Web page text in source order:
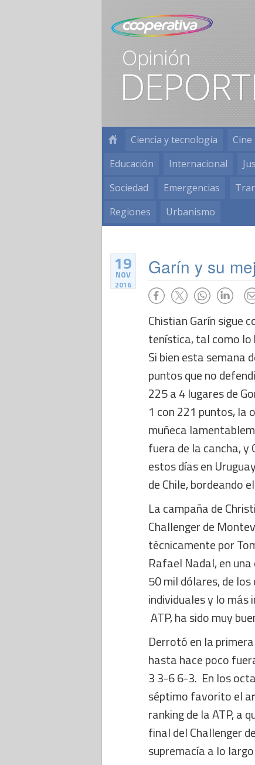
Ciencia y tecnología Cine
Educación
Internacional
Sociedad
Emergencias
Regiones
Urbanismo
19
NOV
2016
Garín y su
Chistian Garín sigue
tenística, tal como
Si bien esta semana
puntos que no
225 a 4 lugares de
1 con 221 puntos, la
muñeca
fuera de la cancha, y
estos días en
de Chile, bordeando
La campaña de
Challenger de
técnicamente por
Rafael Nadal, en
50 mil dólares, de
individuales y lo
ATP, ha sido muy
Derrotó en la
hasta hace poco
3 3-6 6-3. En los
séptimo favorito el
ranking de la ATP, a
final del Challenger
supremacía a lo